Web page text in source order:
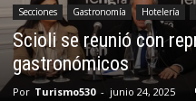
Secciones Gastronomía Hotelería
Scioli se reunió con
gastronómicos
Por Turismo530 - junio 24, 2025